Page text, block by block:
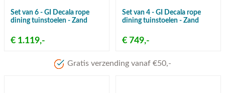
Set van 6 - GI Decala rope
dining tuinstoelen - Zand
€ 1.119,-
Set van 4 - GI Decala rope
dining tuinstoelen - Zand
€ 749,-
Meer dan 80 jaar ervaring